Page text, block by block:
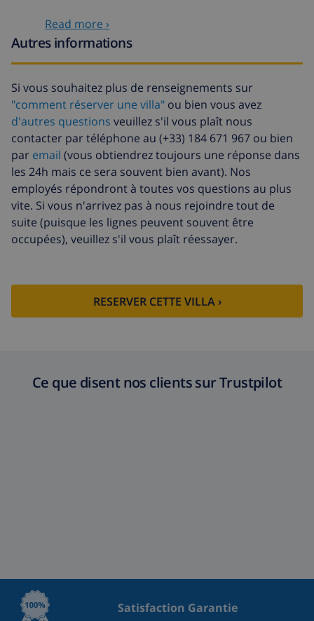
Lit bébéRead more ›
Autres informations
Si vous souhaitez plus de renseignements sur
"comment réserver une villa" ou bien vous avez
d'autres questions veuillez s'il vous plaît nous
contacter par téléphone au (+33) 184 671 967 ou bien
par email (vous obtiendrez toujours une réponse dans
les 24h mais ce sera souvent bien avant). Nos
employés répondront à toutes vos questions au plus
vite. Si vous n'arrivez pas à nous rejoindre tout de
suite (puisque les lignes peuvent souvent être
occupées), veuillez s'il vous plaît réessayer.
RESERVER CETTE VILLA ›
Ce que disent nos clients sur Trustpilot
Satisfaction Garantie